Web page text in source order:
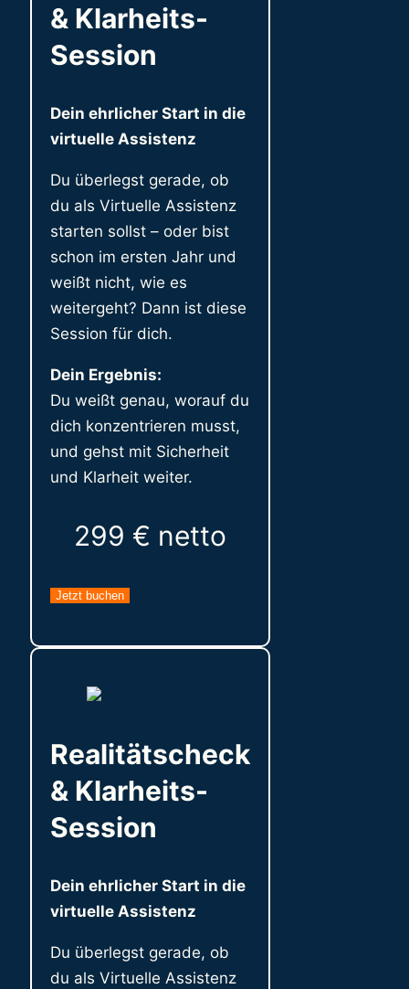
& Klarheits-
Session
Dein ehrlicher Start in die
virtuelle Assistenz
Du überlegst gerade, ob
du als Virtuelle Assistenz
starten sollst – oder bist
schon im ersten Jahr und
weißt nicht, wie es
weitergeht? Dann ist diese
Session für dich.
Dein Ergebnis:
Du weißt genau, worauf du
dich konzentrieren musst,
und gehst mit Sicherheit
und Klarheit weiter.
299 € netto
Jetzt buchen
Realitätscheck
& Klarheits-
Session
Dein ehrlicher Start in die
virtuelle Assistenz
Du überlegst gerade, ob
du als Virtuelle Assistenz